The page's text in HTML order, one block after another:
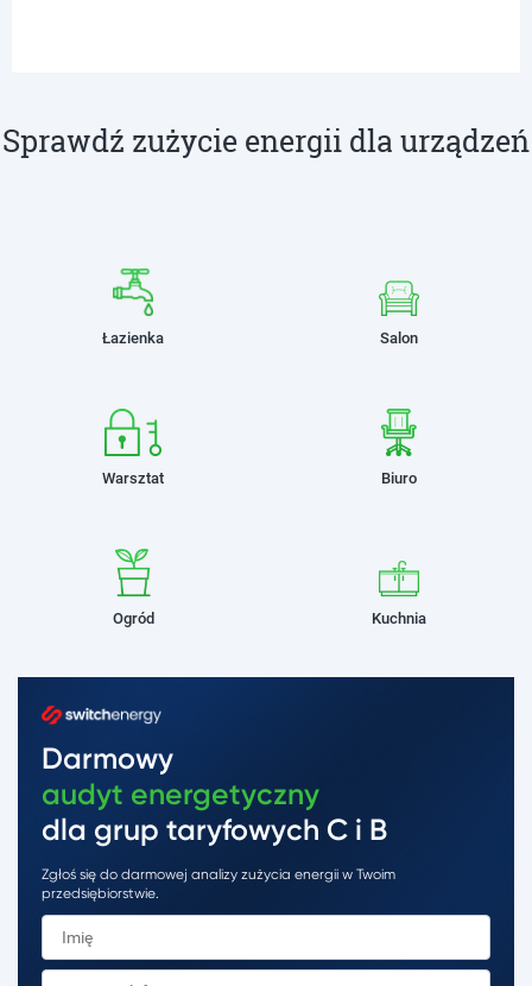
Sprawdź zużycie energii dla urządzeń
Łazienka Salon
Warsztat Biuro
Ogród Kuchnia
Darmowy
audyt energetyczny
dla grup taryfowych C i B
Zgłoś się do darmowej analizy zużycia energii w Twoim
przedsiębiorstwie.